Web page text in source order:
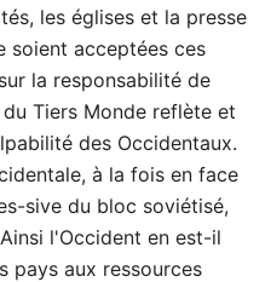
les églises et la presse
soient acceptées ces
la responsabilité de
Tiers Monde reflète et
des Occidentaux.
à la fois en face
sive du bloc soviétisé,
l'Occident en est-il
pays aux ressources